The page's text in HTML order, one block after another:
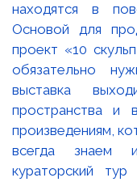
находятся в
Основой для
проект «10
обязательно
выставка
пространства
произведениям,
всегда знаем
кураторский